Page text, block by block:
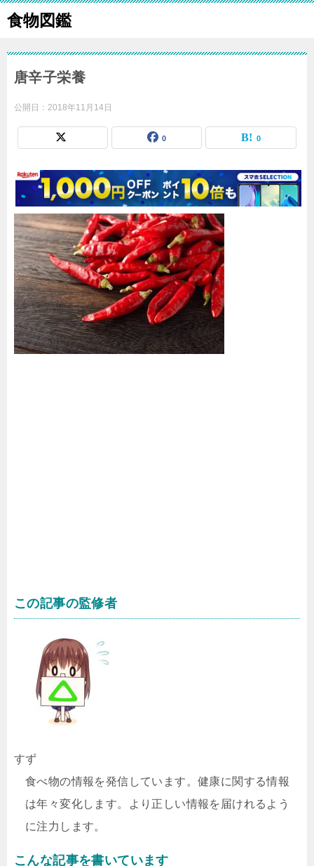
食物図鑑
唐辛子栄養
公開日： 2018年11月14日
0 0
この記事の監修者
すず
食べ物の情報を発信しています。健康に関する情報
は年々変化します。より正しい情報を届けれるよう
に注力します。
こんな記事を書いています